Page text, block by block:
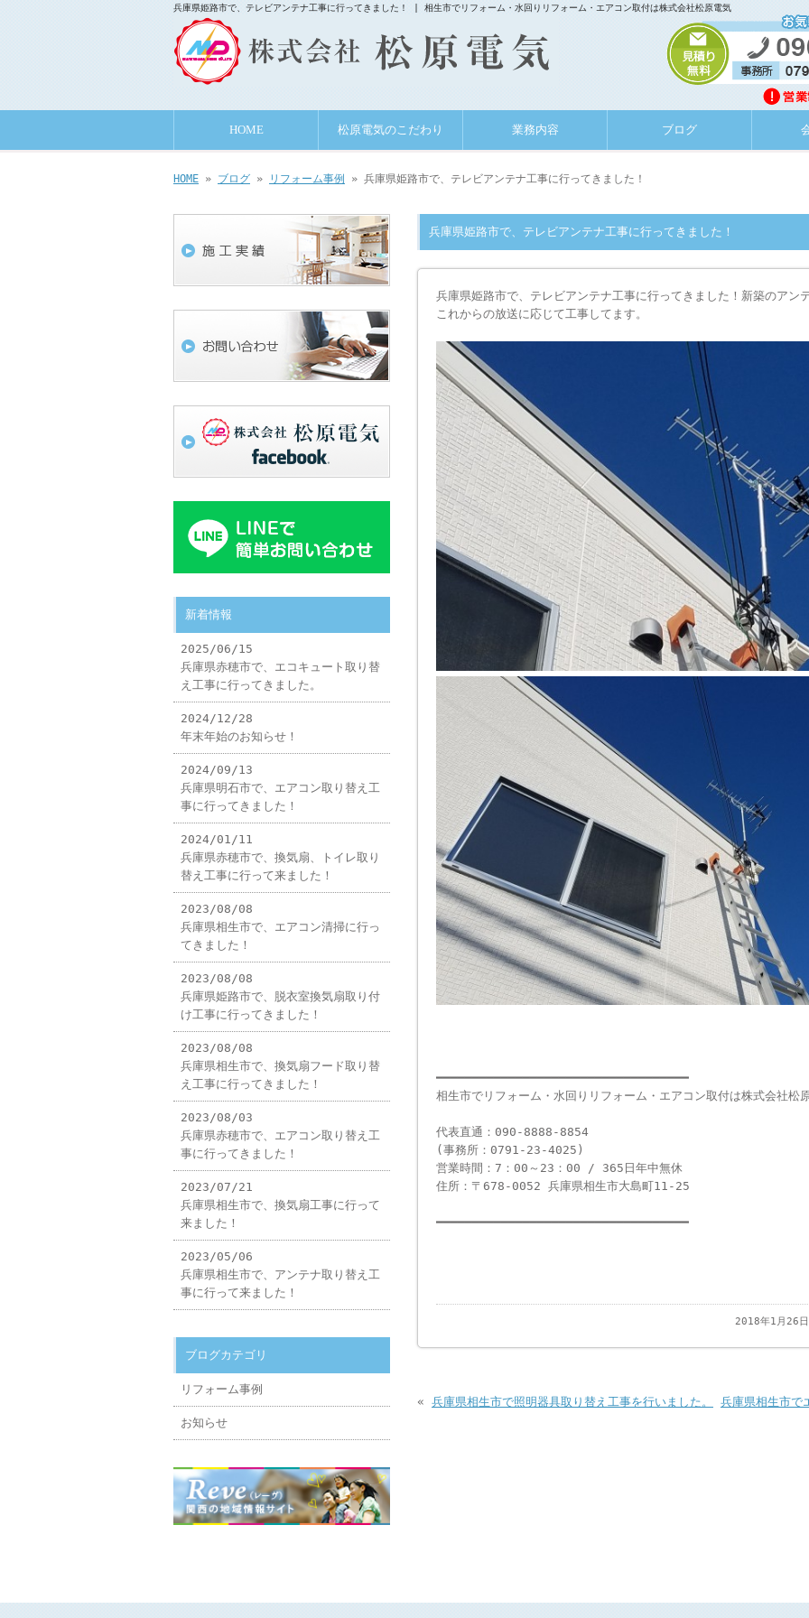
兵庫県姫路市で、テレビアンテナ工事に行ってきました！ | 相生市でリフォーム・水回りリフォーム・エアコン取付は株式会社松原電気
HOME 松原電気のこだわり 業務内容 ブログ
HOME » ブログ » リフォーム事例 » 兵庫県姫路市で、テレビアンテナ工事に行ってきました！
兵庫県姫路市で、テレビアンテナ工事に行ってきました！
兵庫県姫路市で、テレビアンテナ工事に行ってきました！新築のアン
これからの放送に応じて工事してます。
━━━━━━━━━━━━━━━━━━━━━━━━━━━━━━━━━━━
相生市でリフォーム・水回りリフォーム・エアコン取付は株式会社松
代表直通：090-8888-8854
(事務所：0791-23-4025)
営業時間：7：00～23：00 / 365日年中無休
住所：〒678-0052 兵庫県相生市大島町11-25
━━━━━━━━━━━━━━━━━━━━━━━━━━━━━━━━━━━
2018年1月26
« 兵庫県相生市で照明器具取り替え工事を行いました。 兵庫県相生市で
新着情報
2025/06/15
兵庫県赤穂市で、エコキュート取り替
え工事に行ってきました。
2024/12/28
年末年始のお知らせ！
2024/09/13
兵庫県明石市で、エアコン取り替え工
事に行ってきました！
2024/01/11
兵庫県赤穂市で、換気扇、トイレ取り
替え工事に行って来ました！
2023/08/08
兵庫県相生市で、エアコン清掃に行っ
てきました！
2023/08/08
兵庫県姫路市で、脱衣室換気扇取り付
け工事に行ってきました！
2023/08/08
兵庫県相生市で、換気扇フード取り替
え工事に行ってきました！
2023/08/03
兵庫県赤穂市で、エアコン取り替え工
事に行ってきました！
2023/07/21
兵庫県相生市で、換気扇工事に行って
来ました！
2023/05/06
兵庫県相生市で、アンテナ取り替え工
事に行って来ました！
ブログカテゴリ
リフォーム事例
お知らせ